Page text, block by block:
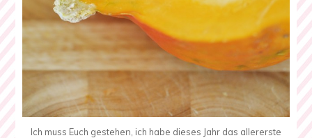
Ich muss Euch gestehen, ich habe dieses Jahr das allererste